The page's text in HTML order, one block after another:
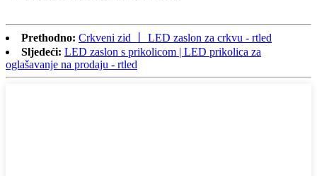
Prethodno: Crkveni zid 丨 LED zaslon za crkvu - rtled
Sljedeći: LED zaslon s prikolicom | LED prikolica za
oglašavanje na prodaju - rtled